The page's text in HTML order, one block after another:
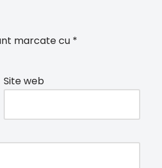
marcate cu *
Site web